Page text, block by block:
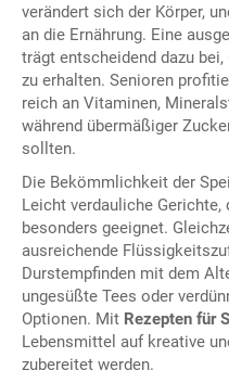
verändert sich der Körper,
an die Ernährung. Eine
trägt entscheidend dazu
zu erhalten. Senioren
reich an Vitaminen,
während übermäßiger
sollten.
Die Bekömmlichkeit der
Leicht verdauliche
besonders geeignet.
ausreichende
Durstempfinden mit dem
ungesüßte Tees oder
Optionen. Mit Rezepten für
Lebensmittel auf kreative
zubereitet werden.